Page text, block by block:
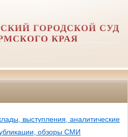
ГОРОДСКОЙ СУД
КРАЯ
выступления, аналитические
обзоры СМИ